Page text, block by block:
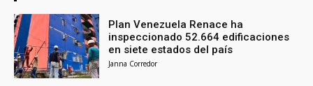
Plan Venezuela Renace ha
inspeccionado 52.664 edificaciones
en siete estados del país
Janna Corredor